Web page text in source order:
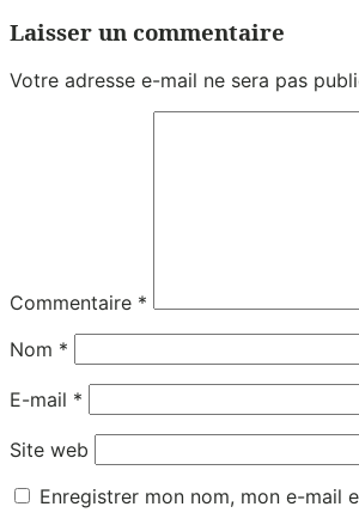
Laisser un commentaire
Votre adresse e-mail ne sera pas
Commentaire *
Nom *
E-mail *
Site web
Enregistrer mon nom, mon e-mail